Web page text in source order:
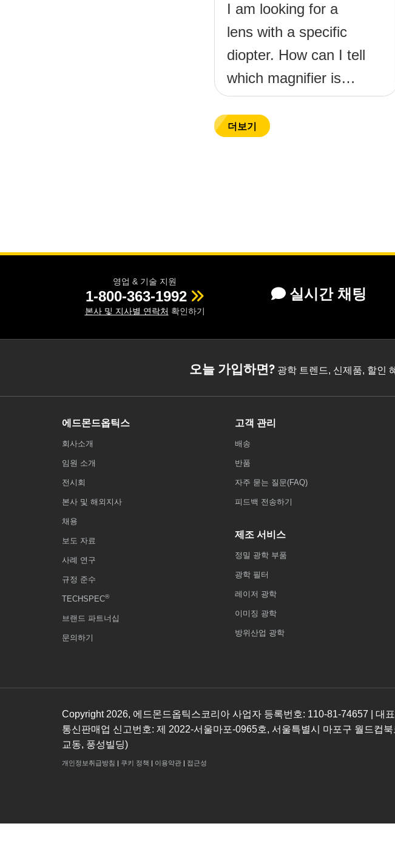
I am looking for a
lens with a specific
diopter. How can I tell
which magnifier is
right for me?
더보기
영업 & 기술 지원
1-800-363-1992
본사 및 지사별 연락처 확인하기
실시간 채팅
오늘 가입하면?광학 트렌드, 신제품, 할인
에드몬드옵틱스
회사소개
임원 소개
전시회
본사 및 해외지사
채용
보도 자료
사례 연구
규정 준수
TECHSPEC®
브랜드 파트너십
문의하기
고객 관리
배송
반품
자주 묻는 질문(FAQ)
피드백 전송하기
제조 서비스
정밀 광학 부품
광학 필터
레이저 광학
이미징 광학
방위산업 광학
Copyright 2026, 에드몬드옵틱스코리아 사업자 등록번호: 110-81-74657 | 대표
통신판매업 신고번호: 제 2022-서울마포-0965호, 서울특별시 마포구 월드컵북
교동, 풍성빌딩)
개인정보취급방침 | 쿠키 정책 | 이용약관 | 접근성